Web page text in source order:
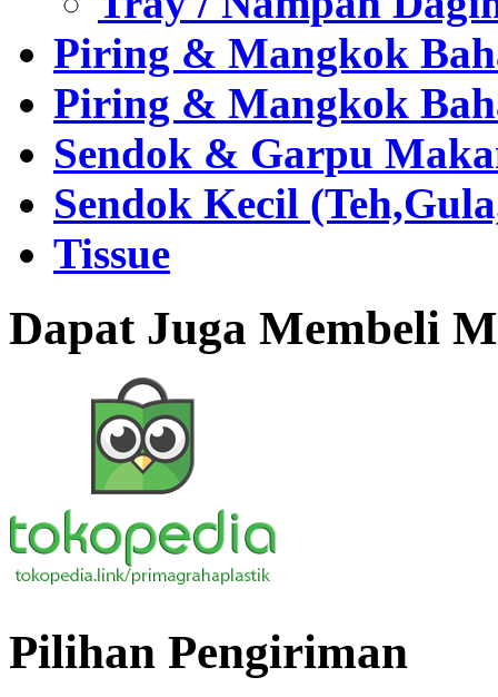
Piring & Mangkok
Piring & Mangkok
Sendok & Garpu
Sendok Kecil
Tissue
Dapat Juga Membeli
Pilihan Pengiriman